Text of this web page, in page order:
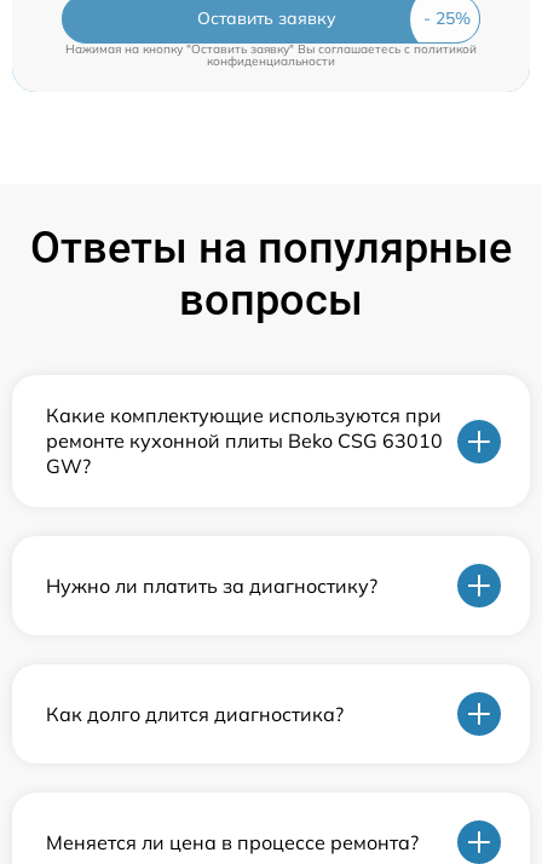
Оставить заявку
Нажимая на кнопку "Оставить заявку" Вы соглашаетесь c политикой
конфиденциальности
Ответы на популярные
вопросы
Какие комплектующие используются при
ремонте кухонной плиты Beko CSG 63010
GW?
Нужно ли платить за диагностику?
Как долго длится диагностика?
Меняется ли цена в процессе ремонта?